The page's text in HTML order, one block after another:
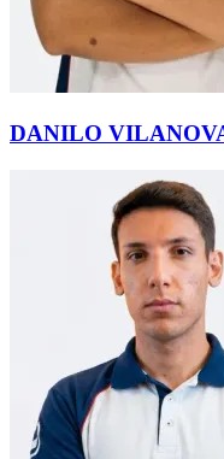
DANILO